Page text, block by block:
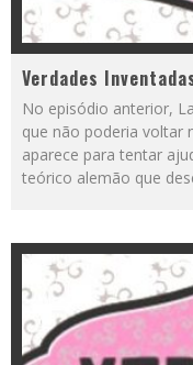
Verdades
No episódio anterior,
que não poderia voltar
aparece para tentar
teórico alemão que